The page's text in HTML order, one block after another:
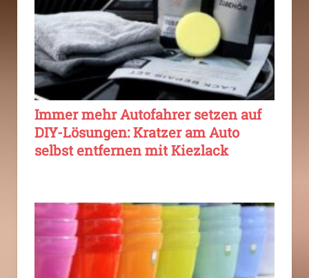
Immer mehr Autofahrer setzen auf
DIY-Lösungen: Kratzer am Auto
selbst entfernen mit Kiezlack